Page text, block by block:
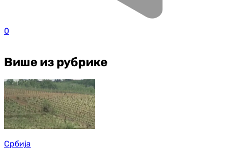
0
Више из рубрике
Србија